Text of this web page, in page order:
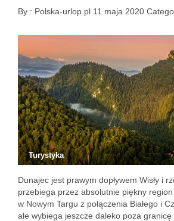
By : Polska-urlop.pl 11 maja 2020
Turystyka
Dunajec jest prawym dopływem Wisły i
przebiega przez absolutnie piękny
w Nowym Targu z połączenia Białego i
ale wybiega jeszcze daleko poza granicę